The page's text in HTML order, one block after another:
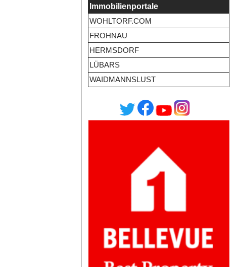
Immobilienportale
WOHLTORF.COM
FROHNAU
HERMSDORF
LÜBARS
WAIDMANNSLUST